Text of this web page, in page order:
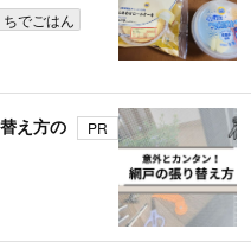
ちでごはん
え方の
PR